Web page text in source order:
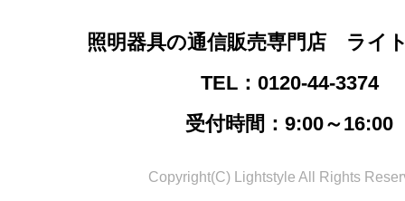
照明器具の通信販売専門店 ライ
TEL：0120-44-3374
受付時間：9:00～16:00
Copyright(C) Lightstyle All Rights